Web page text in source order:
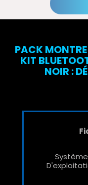
Prévenez-moi
PACK
KIT
NOIR :
Système